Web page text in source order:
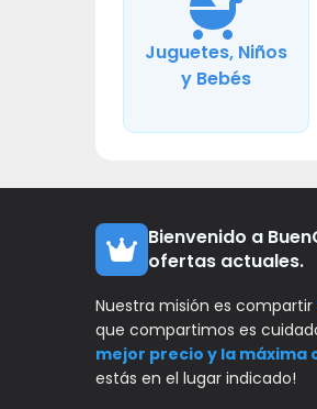
Juguetes, Niños
y Bebés
Bienvenido a
ofertas actuales.
Nuestra misión es compartir
que compartimos es
mejor precio y la máxima
estás en el lugar indicado!